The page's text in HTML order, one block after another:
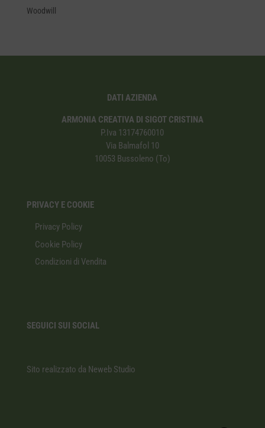
Woodwill
DATI AZIENDA
ARMONIA CREATIVA DI SIGOT CRISTINA
P.Iva 13174760010
Via Balmafol 10
10053 Bussoleno (To)
PRIVACY E COOKIE
Privacy Policy
Cookie Policy
Condizioni di Vendita
SEGUICI SUI SOCIAL
Sito realizzato da Neweb Studio